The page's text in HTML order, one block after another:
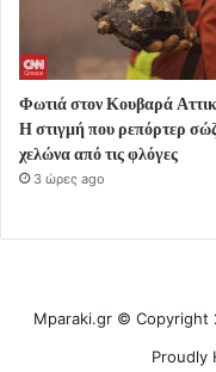
Φωτιά στον Κουβαρά
Η στιγμή που ρεπόρτερ
χελώνα από τις φλόγες
3 ώρες ago
Mparaki.gr ©
Proudly